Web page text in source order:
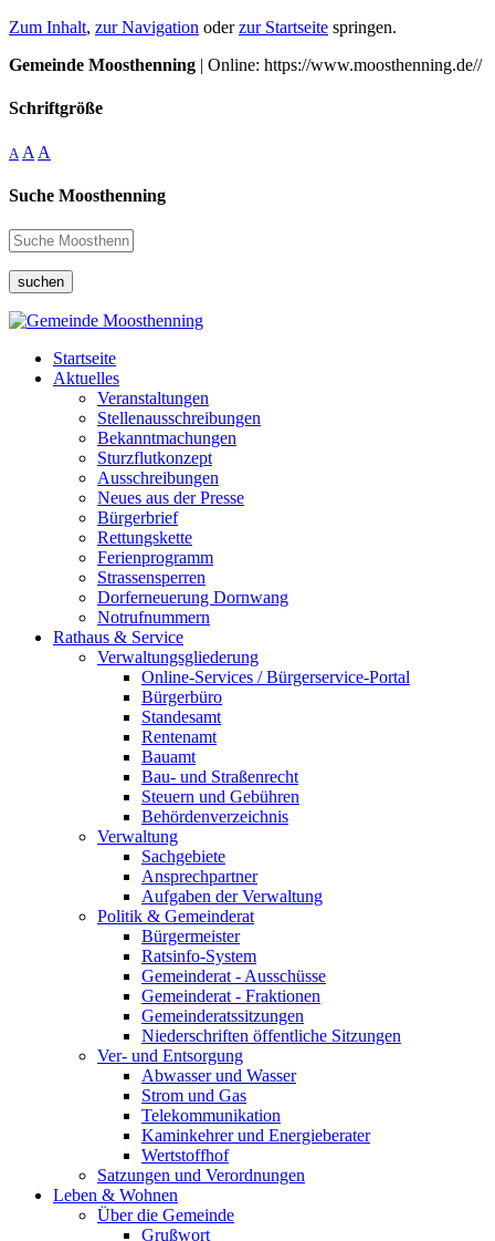
Zum Inhalt, zur Navigation oderzur Startseite springen.
Gemeinde Moosthenning | Online: https://www.moosthenning.de//
Schriftgröße
A A A
Suche Moosthenning
suchen
Startseite
Aktuelles
Veranstaltungen
Stellenausschreibungen
Bekanntmachungen
Sturzflutkonzept
Ausschreibungen
Neues aus der Presse
Bürgerbrief
Rettungskette
Ferienprogramm
Strassensperren
Dorferneuerung Dornwang
Notrufnummern
Rathaus & Service
Verwaltungsgliederung
Online-Services / Bürgerservice-Portal
Bürgerbüro
Standesamt
Rentenamt
Bauamt
Bau- und Straßenrecht
Steuern und Gebühren
Behördenverzeichnis
Verwaltung
Sachgebiete
Ansprechpartner
Aufgaben der Verwaltung
Politik & Gemeinderat
Bürgermeister
Ratsinfo-System
Gemeinderat - Ausschüsse
Gemeinderat - Fraktionen
Gemeinderatssitzungen
Niederschriften öffentliche Sitzungen
Ver- und Entsorgung
Abwasser und Wasser
Strom und Gas
Telekommunikation
Kaminkehrer und Energieberater
Wertstoffhof
Satzungen und Verordnungen
Leben & Wohnen
Über die Gemeinde
Grußwort